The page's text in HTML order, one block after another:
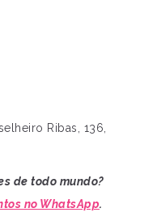
Ribas, 136,
de todo mundo?
no WhatsApp.